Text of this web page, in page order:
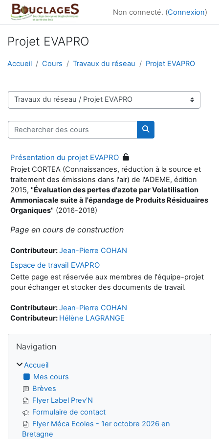
Passer au contenu principal
Non connecté. (Connexion)
Projet EVAPRO
Accueil Cours Travaux du réseau Projet EVAPRO
Catégories de cours
Rechercher des cours
Rechercher des
Présentation du projet EVAPRO
Projet CORTEA (Connaissances, réduction à la source et
traitement des émissions dans l'air) de l'ADEME, édition
2015, "Évaluation des pertes d'azote par Volatilisation
Ammoniacale suite à l'épandage de Produits Résiduaires
Organiques" (2016-2018)
Page en cours de construction
Contributeur:Jean-Pierre COHAN
Espace de travail EVAPRO
Cette page est réservée aux membres de l'équipe-projet
pour échanger et stocker des documents de travail.
Contributeur:Jean-Pierre COHAN
Contributeur: Hélène LAGRANGE
Blocs
Navigation
Accueil
Mes cours
Brèves
Flyer Label Prev'N
Formulaire de contact
Flyer Méca Ecoles - 1er octobre 2026 en
Bretagne